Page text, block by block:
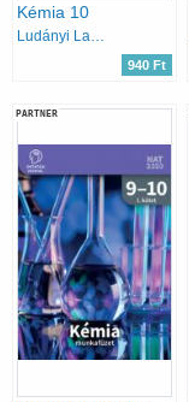
Kémia 10
Ludányi Lajos, Szabó Krisztián, Tóth Zoltán, Ludányi Ágota
940 Ft
PARTNER